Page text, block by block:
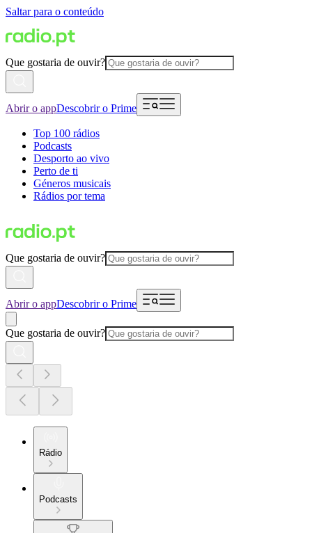
Saltar para o conteúdo
Que gostaria de ouvir?
Abrir o appDescobrir o Prime
Top 100 rádios
Podcasts
Desporto ao vivo
Perto de ti
Géneros musicais
Rádios por tema
Que gostaria de ouvir?
Abrir o appDescobrir o Prime
Que gostaria de ouvir?
Rádio
Podcasts